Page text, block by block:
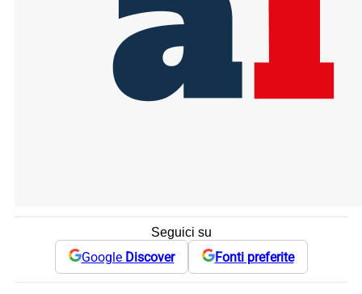
Seguici su
Google Discover Fonti preferite